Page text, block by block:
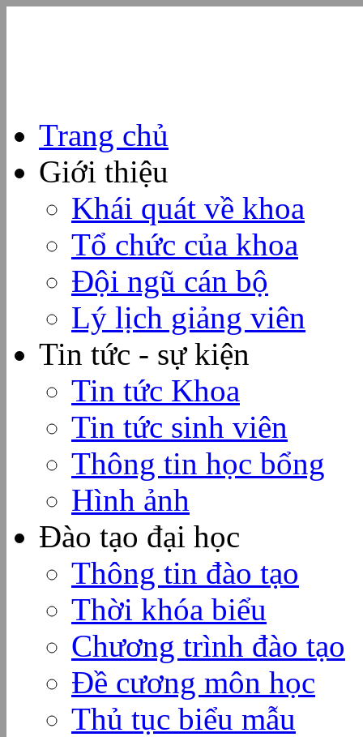
Trang chủ
Giới thiệu
Khái quát về khoa
Tổ chức của khoa
Đội ngũ cán bộ
Lý lịch giảng viên
Tin tức - sự kiện
Tin tức Khoa
Tin tức sinh viên
Thông tin học bổng
Hình ảnh
Đào tạo đại học
Thông tin đào tạo
Thời khóa biểu
Chương trình đào tạo
Đề cương môn học
Thủ tục biểu mẫu